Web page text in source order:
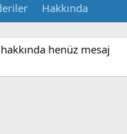
Hakkında
henüz mesaj